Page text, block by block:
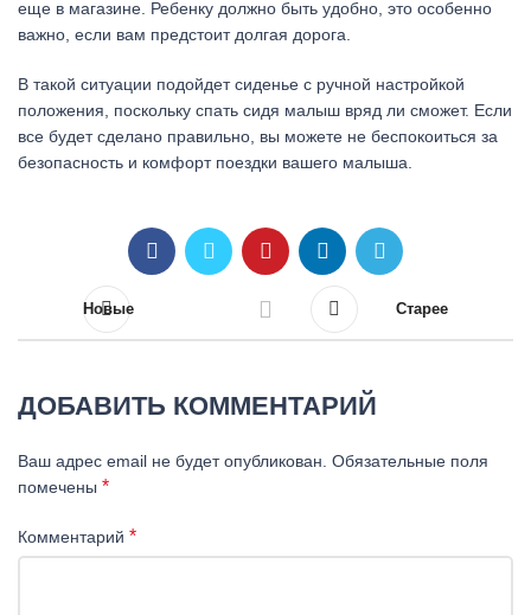
еще в магазине. Ребенку должно быть удобно, это особенно
важно, если вам предстоит долгая дорога.
В такой ситуации подойдет сиденье с ручной настройкой
положения, поскольку спать сидя малыш вряд ли сможет. Если
все будет сделано правильно, вы можете не беспокоиться за
безопасность и комфорт поездки вашего малыша.
Новые Старее
ДОБАВИТЬ КОММЕНТАРИЙ
Ваш адрес email не будет опубликован. Обязательные поля
помечены *
Комментарий *